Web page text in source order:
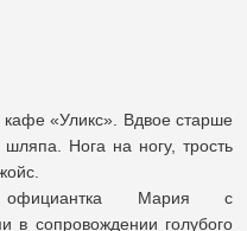
«Уликс». Вдвое старше
Нога на ногу, трость
официантка Мария с
в сопровождении голубого